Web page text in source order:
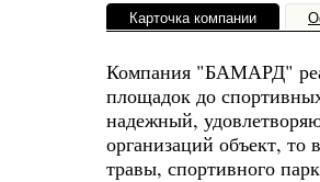
Карточка компании
Компания "БАМАРД"
площадок до
надежный,
организаций объект, то
травы, спортивного